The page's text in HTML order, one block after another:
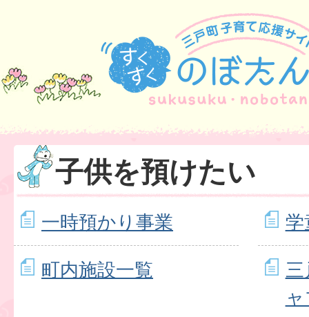
子供を預けたい
一時預かり事業 学
町内施設一覧